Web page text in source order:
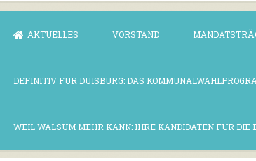
AKTUELLES VORSTAND
DEFINITIV FÜR DUISBURG: DAS
WEIL WALSUM MEHR KANN: IHRE KANDIDATEN FÜR DIE